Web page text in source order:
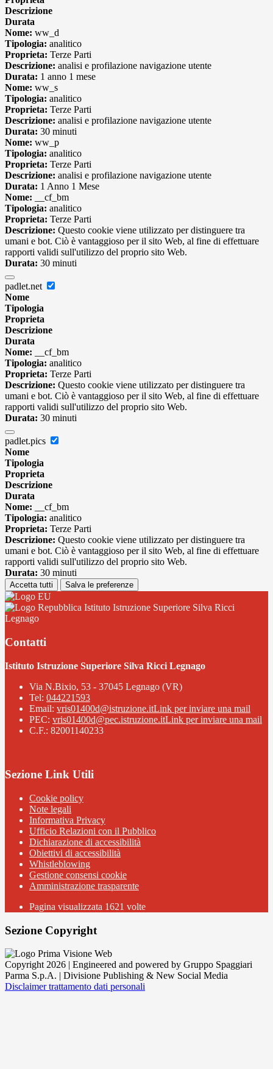
Descrizione
Durata
Nome: ww_d
Tipologia: analitico
Proprieta: Terze Parti
Descrizione: analisi e profilazione navigazione utente
Durata: 1 anno 1 mese
Nome: ww_s
Tipologia: analitico
Proprieta: Terze Parti
Descrizione: analisi e profilazione navigazione utente
Durata: 30 minuti
Nome: ww_p
Tipologia: analitico
Proprieta: Terze Parti
Descrizione: analisi e profilazione navigazione utente
Durata: 1 Anno 1 Mese
Nome: __cf_bm
Tipologia: analitico
Proprieta: Terze Parti
Descrizione: Questo cookie viene utilizzato per distinguere tra
umani e bot. Ciò è vantaggioso per il sito Web, al fine di effettuare
rapporti validi sull'utilizzo del proprio sito Web.
Durata: 30 minuti
padlet.net
Nome
Tipologia
Proprieta
Descrizione
Durata
Nome: __cf_bm
Tipologia: analitico
Proprieta: Terze Parti
Descrizione: Questo cookie viene utilizzato per distinguere tra
umani e bot. Ciò è vantaggioso per il sito Web, al fine di effettuare
rapporti validi sull'utilizzo del proprio sito Web.
Durata: 30 minuti
padlet.pics
Nome
Tipologia
Proprieta
Descrizione
Durata
Nome: __cf_bm
Tipologia: analitico
Proprieta: Terze Parti
Descrizione: Questo cookie viene utilizzato per distinguere tra
umani e bot. Ciò è vantaggioso per il sito Web, al fine di effettuare
rapporti validi sull'utilizzo del proprio sito Web.
Durata: 30 minuti
Accetta tutti Salva le preferenze
Istituto Istruzione Superiore Silva Ricci
Legnago
Contatti
Istituto Istruzione Superiore Silva Ricci Legnago
Via N.Bixio, 53 - 37045 Legnago (VR)
Tel: 044221593
Email: vris01400d@istruzione.itLink per inviare una mail
PEC: vris01400d@pec.istruzione.itLink per inviare una mail
C.F.: 82001140233
Sezione Link Utili
Cookie policy
Note legali
Informativa Privacy
Ufficio Relazioni con il Pubblico
Dichiarazione di accessibilità
Obiettivi di accessibilità
Whistleblowing
Gestione consensi cookie
Amministrazione trasparente
Pagina visualizzata 1621 volte
Sezione Copyright
Copyright 2026 | Engineered and powered by Gruppo Spaggiari
Parma S.p.A. | Divisione Publishing & New Social Media
Disclaimer trattamento dati personali